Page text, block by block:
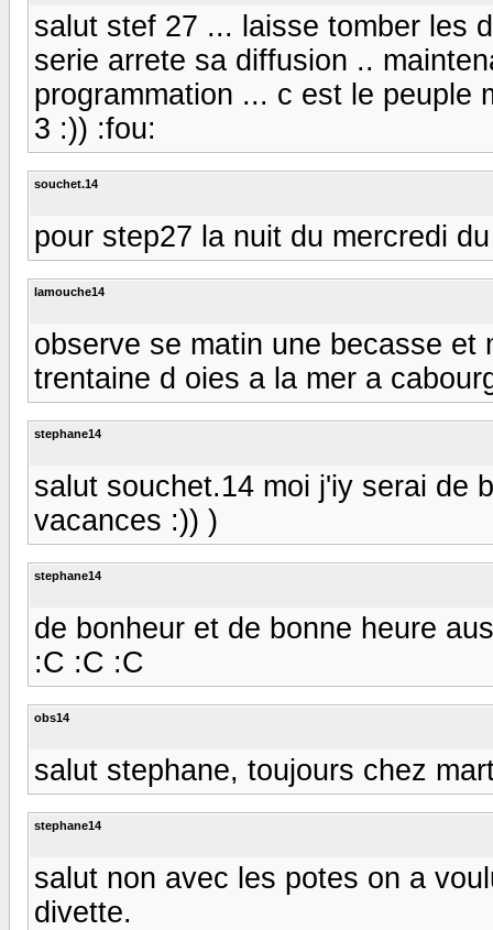
salut stef 27 ... laisse tomber les
serie arrete sa diffusion ..
programmation ... c est le peuple
3 :)) :fou:
souchet.14
pour step27 la nuit du mercredi
lamouche14
observe se matin une becasse et
trentaine d oies a la mer a
stephane14
salut souchet.14 moi j'iy serai de
vacances :)) )
stephane14
de bonheur et de bonne heure
:C :C :C
obs14
salut stephane, toujours chez
stephane14
salut non avec les potes on a
divette.